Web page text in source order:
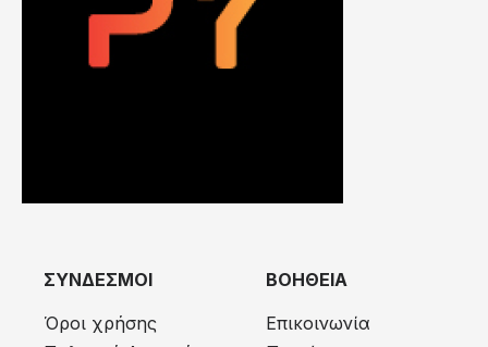
ΣΥΝΔΕΣΜΟΙ
Όροι χρήσης
ΒΟΗΘΕΙΑ
Επικοινωνία